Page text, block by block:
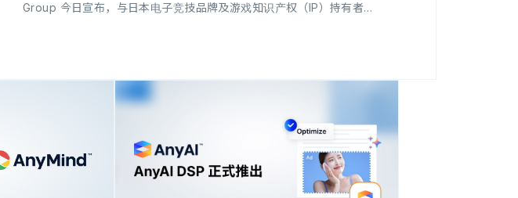
Group 今日宣布，与日本电子竞技品牌及游戏知识产权（IP）持有者
理着由高价值职业电竞选手、数字内容创作者以及 VTuber（虚拟主播）组
施，简化游戏与电竞领域的跨境业务拓展。正在积极探讨中的合作内容包
REJECT 的电竞团队及创作者提供品牌合作机遇、数据驱动的账号分析以及
变现渠道。 跨境推广与区域扩张：通过本土化的策略与资源，协助游戏开发